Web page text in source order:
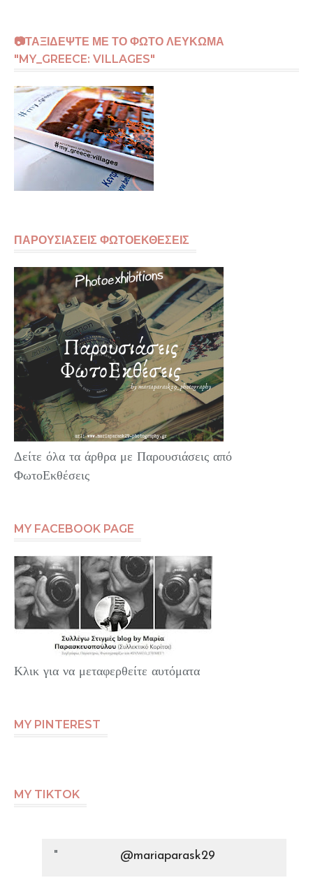
📷ΤΑΞΙΔΕΨΤΕ ΜΕ ΤΟ ΦΩΤΟ ΛΕΥΚΩΜΑ
"MY_GREECE: VILLAGES"
ΠΑΡΟΥΣΙΑΣΕΙΣ ΦΩΤΟΕΚΘΕΣΕΙΣ
Δείτε όλα τα άρθρα με Παρουσιάσεις από
ΦωτοΕκθέσεις
MY FACEBOOK PAGE
Κλικ για να μεταφερθείτε αυτόματα
MY PINTEREST
MY TIKTOK
@mariaparask29